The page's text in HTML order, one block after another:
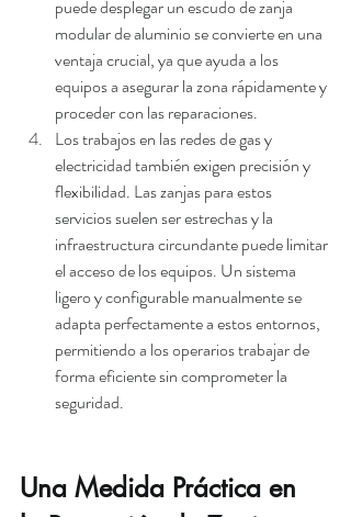
puede desplegar un escudo de zanja
modular de aluminio se convierte en una
ventaja crucial, ya que ayuda a los
equipos a asegurar la zona rápidamente y
proceder con las reparaciones.
Los trabajos en las redes de gas y
electricidad también exigen precisión y
flexibilidad. Las zanjas para estos
servicios suelen ser estrechas y la
infraestructura circundante puede limitar
el acceso de los equipos. Un sistema
ligero y configurable manualmente se
adapta perfectamente a estos entornos,
permitiendo a los operarios trabajar de
forma eficiente sin comprometer la
seguridad.
Una Medida Práctica en